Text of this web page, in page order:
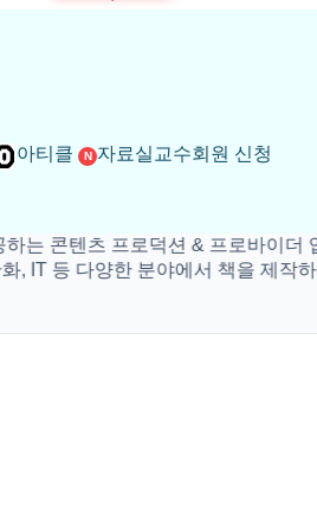
아티클 N 자료실 교수회원 신청
텐츠 프로덕션 & 프로바이더 입니다
다양한 분야에서 책을 제작하고 있